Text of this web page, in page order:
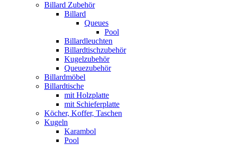
Billard Zubehör
Billard
Queues
Pool
Billardleuchten
Billardtischzubehör
Kugelzubehör
Queuezubehör
Billardmöbel
Billardtische
mit Holzplatte
mit Schieferplatte
Köcher, Koffer, Taschen
Kugeln
Karambol
Pool